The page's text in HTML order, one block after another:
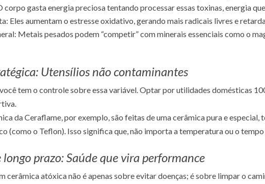
corpo gasta energia preciosa tentando processar essas toxinas, energia
Eles aumentam o estresse oxidativo, gerando mais radicais livres e
Metais pesados podem “competir” com minerais essenciais como o
Utensílios não contaminantes
tem o controle sobre essa variável. Optar por utilidades domésticas
daCeraflame, por exemplo, são feitas de uma cerâmica pura e
(como o Teflon). Isso significa que, não importa a temperatura ou o
longo prazo: Saúde que vira performance
cerâmica atóxica não é apenas sobre evitar doenças; é sobre limpar o